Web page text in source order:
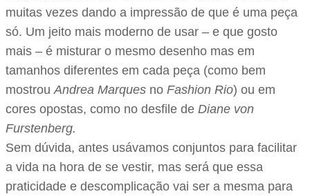
muitas vezes dando a impressão de que é uma peça
só. Um jeito mais moderno de usar – e que gosto
mais – é misturar o mesmo desenho mas em
tamanhos diferentes em cada peça (como bem
mostrou Andrea Marques no Fashion Rio) ou em
cores opostas, como no desfile de Diane von
Furstenberg.
Sem dúvida, antes usávamos conjuntos para facilitar
a vida na hora de se vestir, mas será que essa
praticidade e descomplicação vai ser a mesma para